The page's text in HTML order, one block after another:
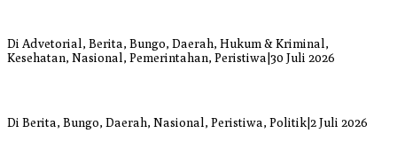
Di Advetorial, Berita, Bungo, Daerah, Hukum & Kriminal,
Kesehatan, Nasional, Pemerintahan, Peristiwa 30 Juli 2026
Di Berita, Bungo, Daerah, Nasional, Peristiwa, Politik|2 Juli 2026